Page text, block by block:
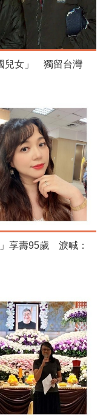
兒女」 獨留台灣
享壽95歲 淚喊：